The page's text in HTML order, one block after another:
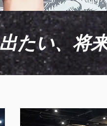
たい、将